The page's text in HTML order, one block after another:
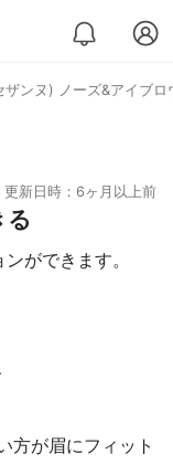
ザンヌ) ノーズ&アイブロ
更新日時：6ヶ月以上前
ができます。
方が眉にフィット